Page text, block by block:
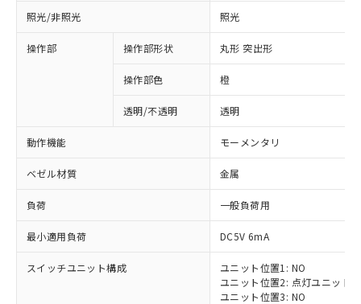
照光/非照光 照光
操作部 操作部形状 丸形 突出形
操作部色 橙
透明/不透明 透明
動作機能 モーメンタリ
ベゼル材質 金属
負荷 一般負荷用
最小適用負荷 DC5V 6mA
スイッチユニット構成
ユニット位置1: NO
ユニット位置2: 点灯ユニット
ユニット位置3: NO